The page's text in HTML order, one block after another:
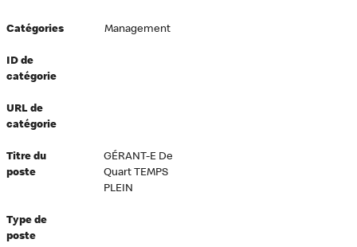
équité et inclusion
au travail
Catégories Management
ID de
catégorie
URL de
catégorie
Titre du
poste
GÉRANT-E De
Quart TEMPS
PLEIN
Type de
poste